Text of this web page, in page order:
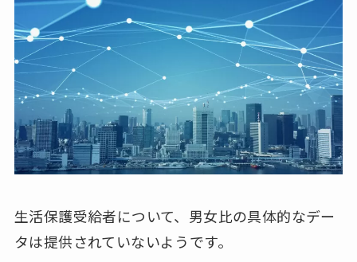
生活保護受給者について、男女比の具体的なデー
タは提供されていないようです。